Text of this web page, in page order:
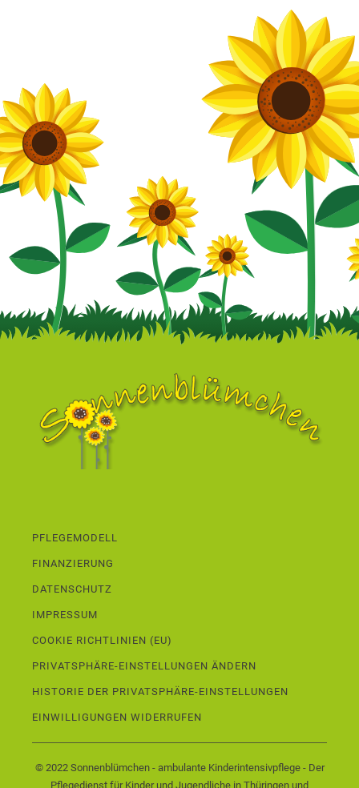
PFLEGEMODELL
FINANZIERUNG
DATENSCHUTZ
IMPRESSUM
COOKIE RICHTLINIEN (EU)
PRIVATSPHÄRE-EINSTELLUNGEN ÄNDERN
HISTORIE DER PRIVATSPHÄRE-EINSTELLUNGEN
EINWILLIGUNGEN WIDERRUFEN
© 2022 Sonnenblümchen - ambulante Kinderintensivpflege - Der
Pflegedienst für Kinder und Jugendliche in Thüringen und